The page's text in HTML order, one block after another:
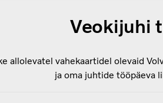
Veokijuhi
allolevatel vahekaartidel olevaid
ja oma juhtide tööpäeva